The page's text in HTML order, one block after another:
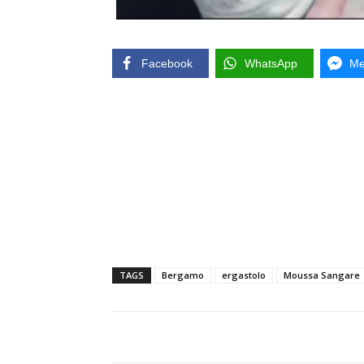
Facebook WhatsApp
TAGS Bergamo ergastolo Moussa Sangare